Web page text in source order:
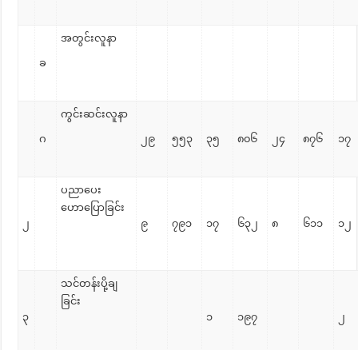
ခ
အတွင်းလူနာ
ဂ
ကွင်းဆင်းလူနာ
၂၉ ၅၅၃ ၃၅ ၈၀၆ ၂၄ ၈၇၆ ၁၇
၂
ပညာပေး
ဟောပြောခြင်း
၉
၇၉၁ ၁၇ ၆၃၂ ၈ ၆၁၁ ၁၂
၃
သင်တန်းပို့ချ
ခြင်း
၁
၁၉၇ ၂